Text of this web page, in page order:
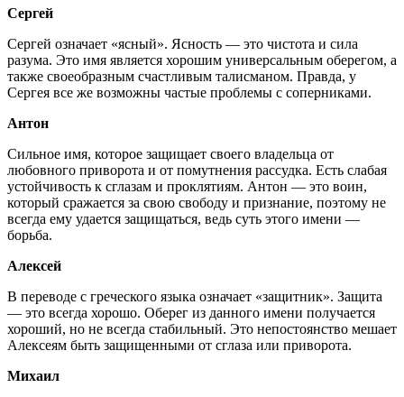
Сергей
Сергей означает «ясный». Ясность — это чистота и сила
разума. Это имя является хорошим универсальным оберегом, а
также своеобразным счастливым талисманом. Правда, у
Сергея все же возможны частые проблемы с соперниками.
Антон
Сильное имя, которое защищает своего владельца от
любовного приворота и от помутнения рассудка. Есть слабая
устойчивость к сглазам и проклятиям. Антон — это воин,
который сражается за свою свободу и признание, поэтому не
всегда ему удается защищаться, ведь суть этого имени —
борьба.
Алексей
В переводе с греческого языка означает «защитник». Защита
— это всегда хорошо. Оберег из данного имени получается
хороший, но не всегда стабильный. Это непостоянство мешает
Алексеям быть защищенными от сглаза или приворота.
Михаил